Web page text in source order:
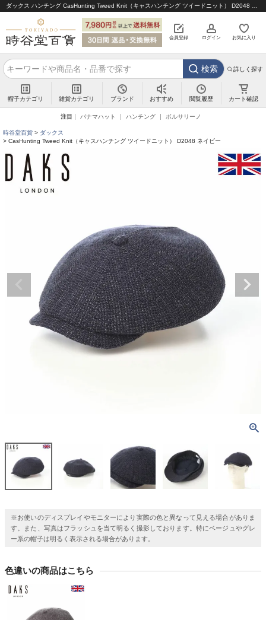
会員登録 ログイン お気に入り
検索 詳しく探す
帽子カテゴリ 雑貨カテゴリ ブランド おすすめ 閲覧履歴 カート確認
注目 パナマハット ハンチング ボルサリーノ
時谷堂百貨
ダックス
CasHunting Tweed Knit（キャスハンチング ツイードニット） D2048 ネイビー
※お使いのディスプレイやモニターにより実際の色と異なって見える場合がありま
す。また、写真はフラッシュを当て明るく撮影しております。特にベージュやグレ
ー系の帽子は明るく表示される場合があります。
色違いの商品はこちら